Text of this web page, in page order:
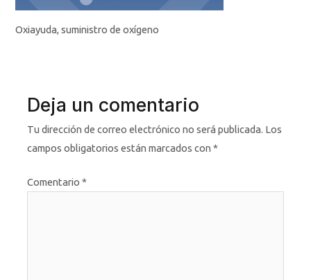
Oxiayuda, suministro de oxígeno
Deja un comentario
Tu dirección de correo electrónico no será publicada. Los
campos obligatorios están marcados con*
Comentario*